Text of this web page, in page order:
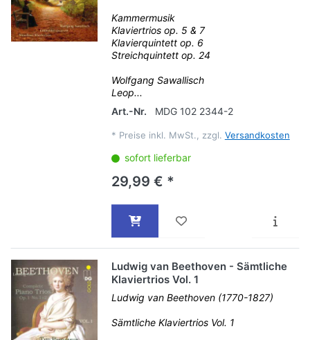
Kammermusik
Klaviertrios op. 5 & 7
Klavierquintett op. 6
Streichquintett op. 24
Wolfgang Sawallisch
Leop...
Art.-Nr.
MDG 102 2344-2
* Preise inkl. MwSt., zzgl. Versandkosten
sofort lieferbar
29,99 € *
Ludwig van Beethoven - Sämtliche
Klaviertrios Vol. 1
Ludwig van Beethoven (1770-1827)
Sämtliche Klaviertrios Vol. 1